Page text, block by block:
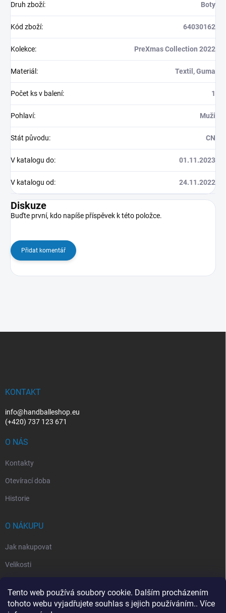
Tento web používá soubory cookie. Dalším procházením
tohoto webu vyjadřujete souhlas s jejich používáním.. Více
Druh zboží: Boty
Kód zboží: 64030162
Kolekce: PreXmas Collection 2022
Materiál : Textil, Guma
Počet ks v balení: 1
Pohlaví: Muži
Stát původu: CN
V katalogu do: 01.11.2023
V katalogu od: 24.11.2022
Diskuze
Buďte první, kdo napíše příspěvek k této položce.
Přidat komentář
KONTAKT
info@handballeshop.eu
(+420) 737 123 671
O NÁS
Kontakty
Otevírací doba
Historie
O NÁKUPU
Jak nakupovat
Velikosti
Vrácení, reklamace